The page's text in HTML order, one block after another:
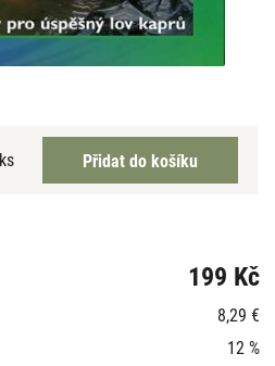
ks
199 Kč
8,29 €
12 %